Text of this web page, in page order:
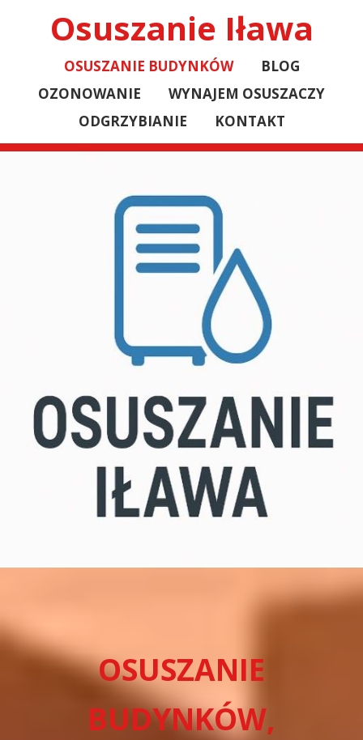
Osuszanie Iława
OSUSZANIE BUDYNKÓW
BLOG
OZONOWANIE
WYNAJEM OSUSZACZY
ODGRZYBIANIE
KONTAKT
Osuszanie Iława
OSUSZANIE BUDYNKÓW
BLOG
OZONOWANIE
WYNAJEM OSUSZACZY
ODGRZYBIANIE
KONTAKT
OSUSZANIE
BUDYNKÓW,